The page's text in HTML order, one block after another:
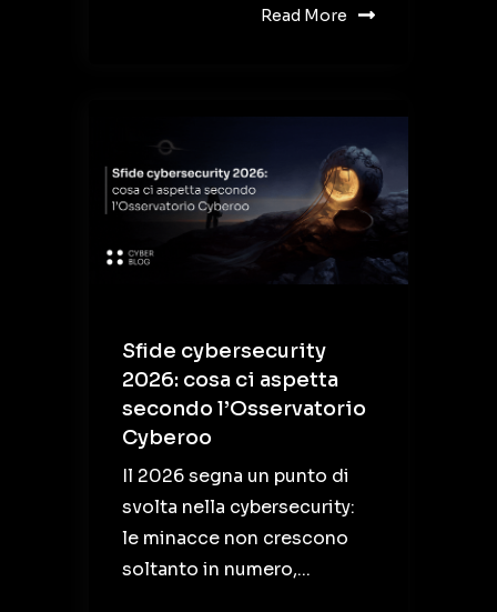
Read More
Sfide cybersecurity
2026: cosa ci aspetta
secondo l’Osservatorio
Cyberoo
Il 2026 segna un punto di
svolta nella cybersecurity:
le minacce non crescono
soltanto in numero,...